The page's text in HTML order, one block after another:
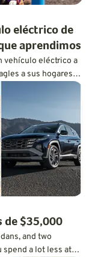
eléctrico de
aprendimos
vehículo eléctrico a
a sus hogares
de
de $35,000
and two
spend a lot less at